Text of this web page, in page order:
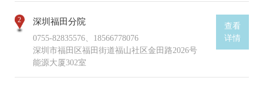
查看
详情
2 深圳福田分院
0755-82835576、18566778076
深圳市福田区福田街道福山社区金田路2026号
能源大厦302室